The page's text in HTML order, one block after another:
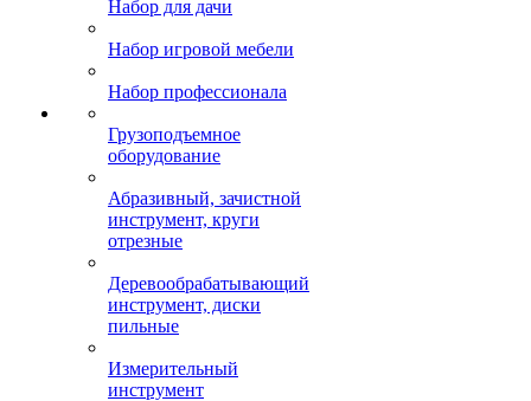
Набор для дачи
Набор игровой мебели
Набор профессионала
Грузоподъемное
оборудование
Абразивный, зачистной
инструмент, круги
отрезные
Деревообрабатывающий
инструмент, диски
пильные
Измерительный
инструмент